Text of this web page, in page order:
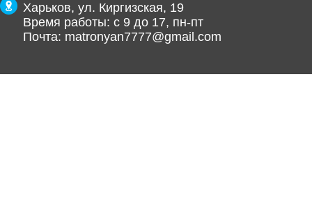
Харьков, ул. Киргизская, 19
Время работы: с 9 до 17, пн-пт
Почта: matronyan7777@gmail.com